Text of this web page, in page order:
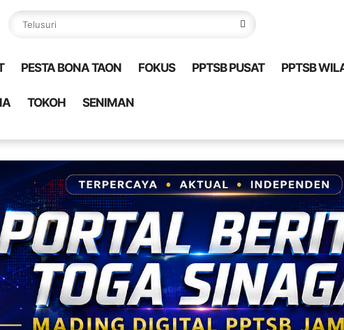
PESTA BONA TAON FOKUS PPTSB PUSAT PPTSB
TOKOH SENIMAN